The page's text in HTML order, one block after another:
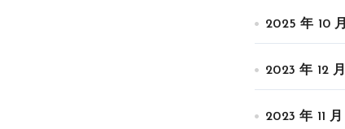
2025 年 10 月
2023 年 12 月
2023 年 11 月